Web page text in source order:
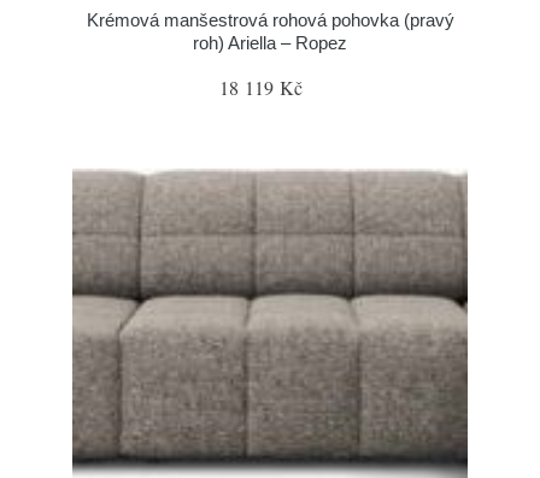
Krémová manšestrová rohová pohovka (pravý
roh) Ariella – Ropez
18 119 Kč